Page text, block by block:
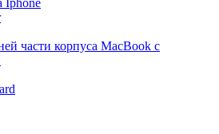
Iphone
части корпуса MacBook с